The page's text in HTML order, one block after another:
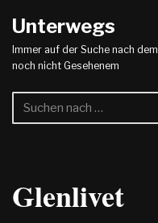
Zum
Inhalt
Unterwegs
Immer auf der Suche nach dem
noch nicht Gesehenem
Glenlivet